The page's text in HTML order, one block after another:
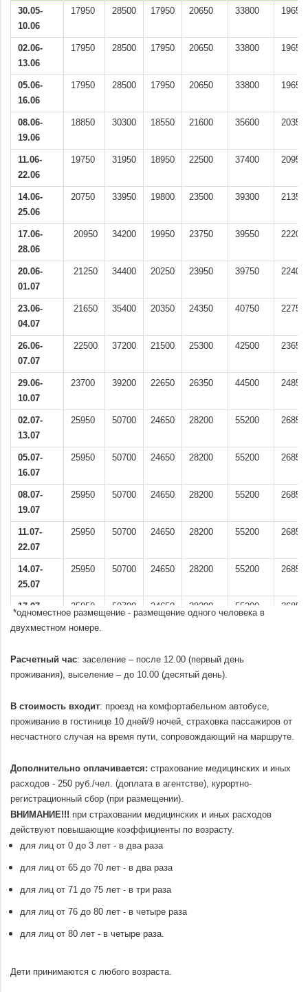
30.05-
10.06
17950 28500 17950 20650 33800 19650
02.06-
13.06
17950 28500 17950 20650 33800 19650
05.06-
16.06
17950 28500 17950 20650 33800 19650
08.06-
19.06
18850 30300 18550 21600 35600 20350
11.06-
22.06
19750 31950 18950 22500 37400 20950
14.06-
25.06
20750 33950 19800 23500 39300 21350
17.06-
28.06
20950 34200 19950 23750 39550 22200
20.06-
01.07
21250 34400 20250 23950 39750 22400
23.06-
04.07
21650 35400 20350 24350 40750 22750
26.06-
07.07
22500 37200 21500 25300 42500 23650
29.06-
10.07
23700 39200 22650 26350 44500 24850
02.07-
13.07
25950 50700 24650 28200 55200 26850
05.07-
16.07
25950 50700 24650 28200 55200 26850
08.07-
19.07
25950 50700 24650 28200 55200 26850
11.07-
22.07
25950 50700 24650 28200 55200 26850
14.07-
25.07
25950 50700 24650 28200 55200 26850
17.07-
25950 50700 24650 28200 55200 26850
31.07
50700 24650 28200
26.07-
06.08
25950 50700 24650 28200 55200 26850
09.08
25950
04.08-
15.08
25950 50700 24650 28200
07.08-
25950 50700 24650
21.08
13.08-
50700
16.08-
*одноместное размещение - размещение одного человека в
двухместном номере.
Расчетный час: заселение – после 12.00 (первый день
проживания), выселение – до 10.00 (десятый день).
В стоимость входит: проезд на комфортабельном автобусе,
проживание в гостинице 10 дней/9 ночей, страховка пассажиров от
несчастного случая на время пути, сопровождающий на маршруте.
Дополнительно оплачивается: страхование медицинских и иных
расходов - 250 руб./чел. (доплата в агентстве), курортно-
регистрационный сбор (при размещении).
ВНИМАНИЕ!!! при страховании медицинских и иных расходов
действуют повышающие коэффициенты по возрасту.
для лиц от 0 до 3 лет - в два раза
для лиц от 65 до 70 лет - в два раза
для лиц от 71 до 75 лет - в три раза
для лиц от 76 до 80 лет - в четыре раза
для лиц от 80 лет - в четыре раза.
Дети принимаются с любого возраста.